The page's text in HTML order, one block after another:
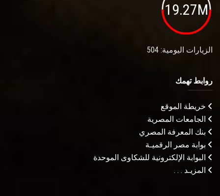
19.27M
الزيارات اليومية: 504
روابط تهمك
خريطة الموقع
الجامعات المصرية
بنك المعرفة المصري
بوابة مصر الرقميـة
البوابة الإلكترونية للشكاوى الموحدة
المزيـد . . .